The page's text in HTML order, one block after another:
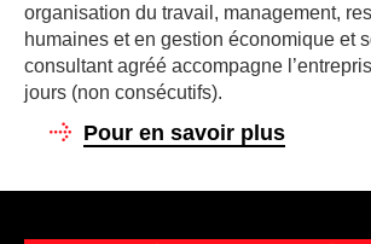
organisation du travail, management,
humaines et en gestion économique et
consultant agréé accompagne
jours (non consécutifs).
Pour en savoir plus